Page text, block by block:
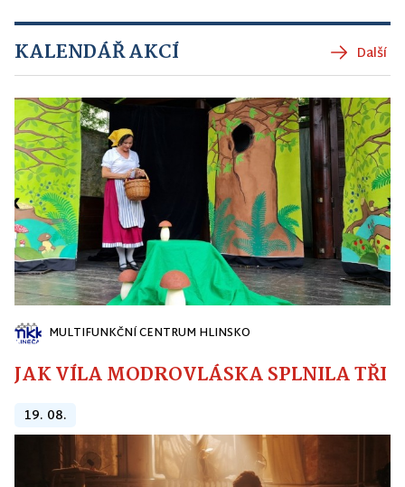
KALENDÁŘ AKCÍ Další
MULTIFUNKČNÍ CENTRUM HLINSKO
JAK VÍLA MODROVLÁSKA SPLNILA
19. 08.